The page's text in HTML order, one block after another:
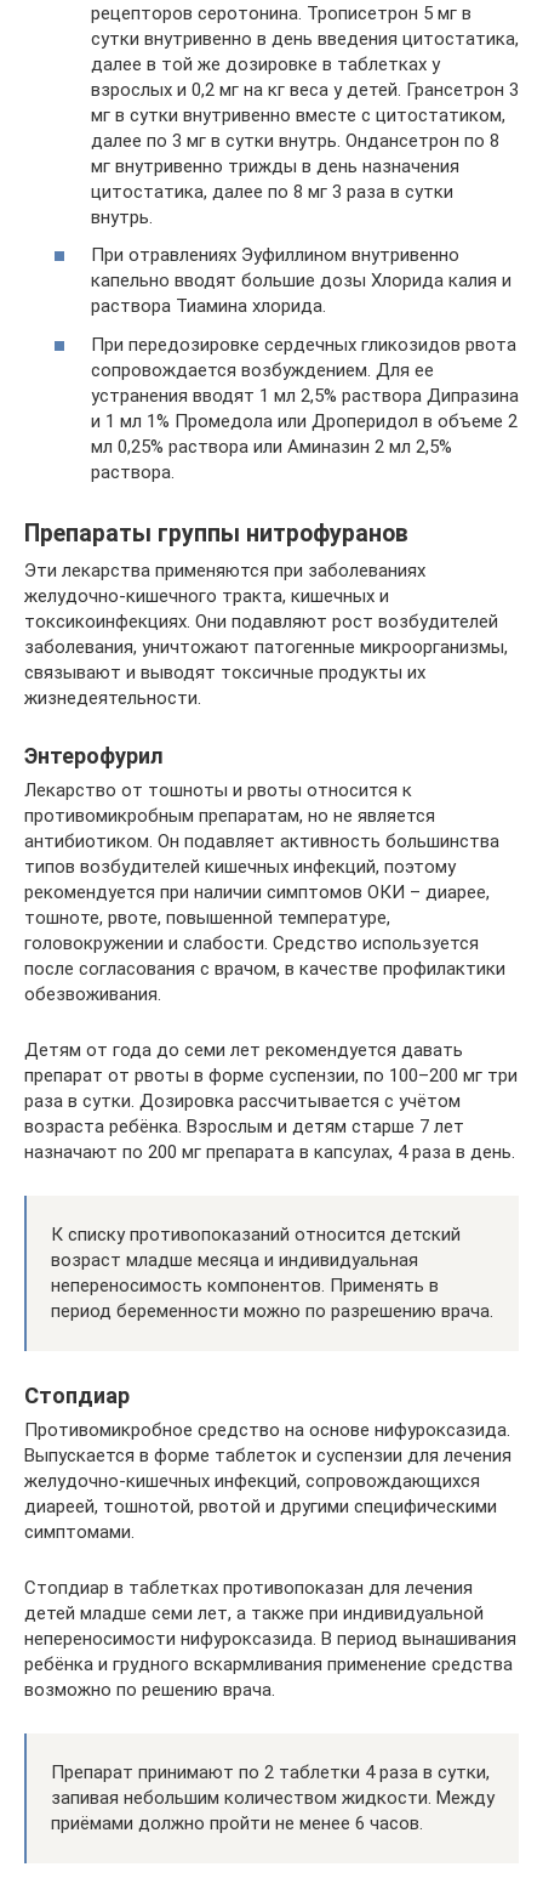
рецепторов серотонина. Трописетрон 5 мг в
сутки внутривенно в день введения цитостатика,
далее в той же дозировке в таблетках у
взрослых и 0,2 мг на кг веса у детей. Грансетрон 3
мг в сутки внутривенно вместе с цитостатиком,
далее по 3 мг в сутки внутрь. Ондансетрон по 8
мг внутривенно трижды в день назначения
цитостатика, далее по 8 мг 3 раза в сутки
внутрь.
При отравлениях Эуфиллином внутривенно
капельно вводят большие дозы Хлорида калия и
раствора Тиамина хлорида.
При передозировке сердечных гликозидов рвота
сопровождается возбуждением. Для ее
устранения вводят 1 мл 2,5% раствора Дипразина
и 1 мл 1% Промедола или Дроперидол в объеме 2
мл 0,25% раствора или Аминазин 2 мл 2,5%
раствора.
Препараты группы нитрофуранов
Эти лекарства применяются при заболеваниях
желудочно-кишечного тракта, кишечных и
токсикоинфекциях. Они подавляют рост возбудителей
заболевания, уничтожают патогенные микроорганизмы,
связывают и выводят токсичные продукты их
жизнедеятельности.
Энтерофурил
Лекарство от тошноты и рвоты относится к
противомикробным препаратам, но не является
антибиотиком. Он подавляет активность большинства
типов возбудителей кишечных инфекций, поэтому
рекомендуется при наличии симптомов ОКИ – диарее,
тошноте, рвоте, повышенной температуре,
головокружении и слабости. Средство используется
после согласования с врачом, в качестве профилактики
обезвоживания.
Детям от года до семи лет рекомендуется давать
препарат от рвоты в форме суспензии, по 100–200 мг три
раза в сутки. Дозировка рассчитывается с учётом
возраста ребёнка. Взрослым и детям старше 7 лет
назначают по 200 мг препарата в капсулах, 4 раза в день.
К списку противопоказаний относится детский
возраст младше месяца и индивидуальная
непереносимость компонентов. Применять в
период беременности можно по разрешению врача.
Стопдиар
Противомикробное средство на основе нифуроксазида.
Выпускается в форме таблеток и суспензии для лечения
желудочно-кишечных инфекций, сопровождающихся
диареей, тошнотой, рвотой и другими специфическими
симптомами.
Стопдиар в таблетках противопоказан для лечения
детей младше семи лет, а также при индивидуальной
непереносимости нифуроксазида. В период вынашивания
ребёнка и грудного вскармливания применение средства
возможно по решению врача.
Препарат принимают по 2 таблетки 4 раза в сутки,
запивая небольшим количеством жидкости. Между
приёмами должно пройти не менее 6 часов.